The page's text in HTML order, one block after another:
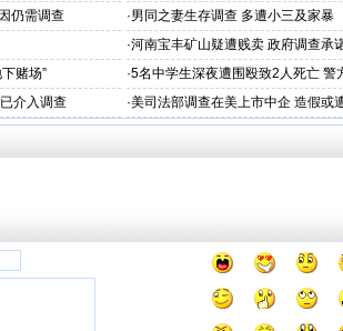
仍需调查 ·男同之妻生存调查 多遭小三及家暴
·河南宝丰矿山疑遭贱卖 政府调查承
赌场” ·5名中学生深夜遭围殴致2人死亡 警
介入调查 ·美司法部调查在美上市中企 造假或